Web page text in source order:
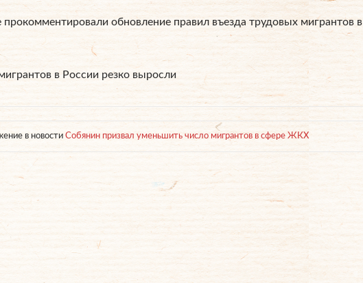
прокомментировали обновление правил въезда трудовых мигрантов в
в России резко выросли
в новости Собянин призвал уменьшить число мигрантов в сфере ЖКХ